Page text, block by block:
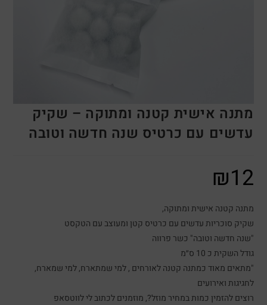
מתנה אישית קטנה ומתוקה – שקיק
עדשים עם כרטיס שנה חדשה וטובה
₪12
מתנה קטנה אישית ומתוקה,
שקיק סוכריות עדשים עם כרטיס קטן ומעוצב עם הטקסט
"שנה חדשה וטובה" כשר פרווה
גודל השקית כ 10 ס״מ
"מתאים מאוד כמתנה קטנה לאורחים , למי שמתארח, למי שמארח,
לחגיגות ואירועים
רוצים להזמין כמות במחיר מוזל?, מוזמנים לכתוב לי לווטסאפ